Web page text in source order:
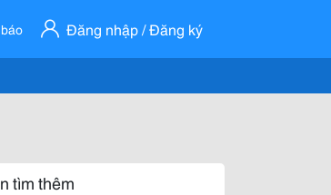
Đăng nhập / Đăng ký
tìm thêm